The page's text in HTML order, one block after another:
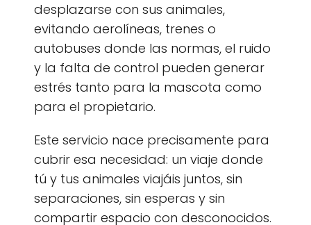
desplazarse con sus animales,
evitando aerolíneas, trenes o
autobuses donde las normas, el ruido
y la falta de control pueden generar
estrés tanto para la mascota como
para el propietario.
Este servicio nace precisamente para
cubrir esa necesidad: un viaje donde
tú y tus animales viajáis juntos, sin
separaciones, sin esperas y sin
compartir espacio con desconocidos.